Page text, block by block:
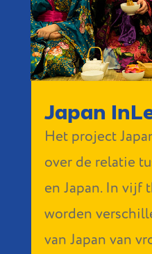
Japan
Het project
over de relatie
en Japan. In vijf
worden
van Japan van